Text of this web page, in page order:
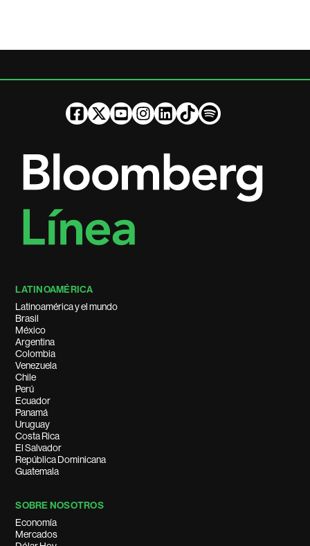
LATINOAMÉRICA
Latinoamérica y el mundo
Brasil
México
Argentina
Colombia
Venezuela
Chile
Perú
Ecuador
Panamá
Uruguay
Costa Rica
El Salvador
República Dominicana
Guatemala
SOBRE NOSOTROS
Economía
Mercados